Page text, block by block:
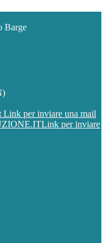
Barge
Link per inviare una mail
Link per inviare